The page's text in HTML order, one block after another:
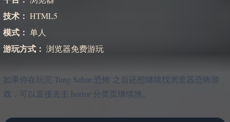
技术： HTML5
模式： 单人
游玩方式： 浏览器免费游玩
如果你在玩完 Tung Sahur 恐怖 之后还想继续找浏览器恐怖游
戏，可以直接去主 horror 分类页继续挑。